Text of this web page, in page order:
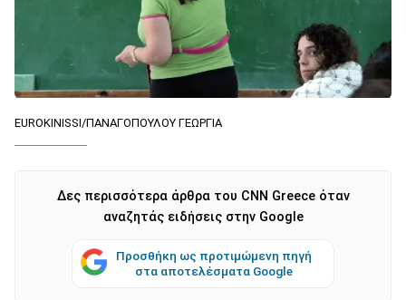
EUROKINISSI/ΠΑΝΑΓΟΠΟΥΛΟΥ ΓΕΩΡΓΙΑ
Δες περισσότερα άρθρα του CNN Greece όταν
αναζητάς ειδήσεις στην Google
Προσθήκη ως προτιμώμενη πηγή
στα αποτελέσματα Google